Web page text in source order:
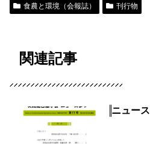
食農と環境（会報誌） 刊行物
関連記事
ニュー